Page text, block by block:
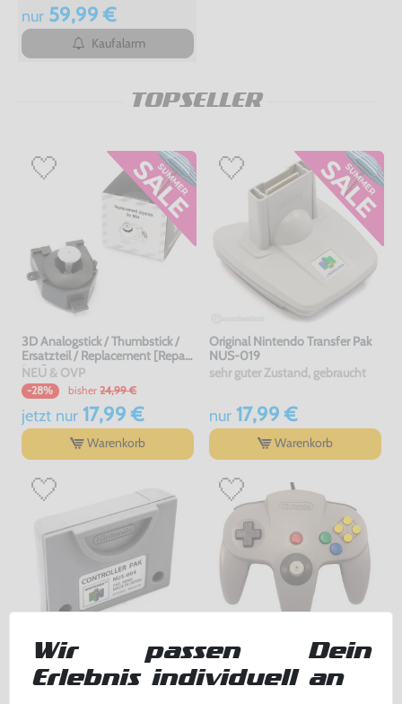
nur59,99 €
Kaufalarm
TOPSELLER
3D Analogstick / Thumbstick /
Ersatzteil / Replacement [Repair
Box]
NEU & OVP
-28% bisher 24,99 €
jetzt nur17,99 €
Warenkorb
Original Nintendo Transfer Pak
NUS-019
sehr guter Zustand, gebraucht
nur17,99 €
Warenkorb
Original Controller Pak / Memory
Card #grau NUS-004
[Nintendo]
Original Controller #grau NUS-
005 [Nintendo]
Wir passen Dein
Erlebnis individuell an